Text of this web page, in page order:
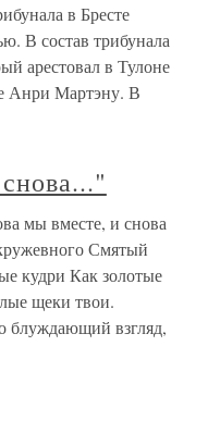
в Бресте
В состав трибунала
арестовал в Тулоне
Анри Мартэну. В
мы вместе, и снова
Смятый
кудри Как золотые
щеки твои.
блуждающий взгляд,